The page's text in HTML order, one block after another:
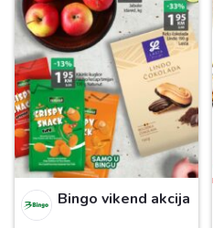
Bingo vikend akcija